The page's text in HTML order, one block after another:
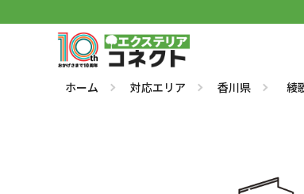
ホーム 対応エリア 香川県 綾